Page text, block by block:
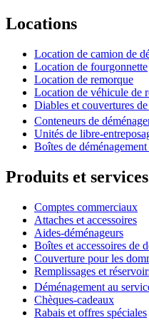
Locations
Location de camion de
Location de fourgonnette
Location de remorque
Location de véhicule de
Diables et couvertures
Conteneurs de
Unités de libre-
Boîtes de
Produits et services
Comptes commerciaux
Attaches et accessoires
Aides-déménageurs
Boîtes et accessoires de
Couverture pour les
Remplissages et
Déménagement au
Chèques-cadeaux
Rabais et offres spéciales